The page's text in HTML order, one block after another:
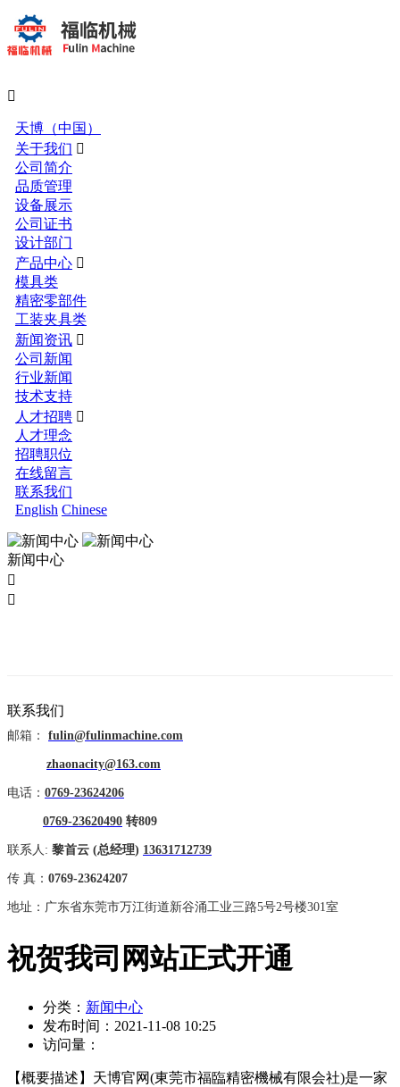

天博（中国）
关于我们 
公司简介
品质管理
设备展示
公司证书
设计部门
产品中心 
模具类
精密零部件
工装夹具类
新闻资讯 
公司新闻
行业新闻
技术支持
人才招聘 
人才理念
招聘职位
在线留言
联系我们
English Chinese
新闻中心


行业新闻
技术支持
联系我们
邮箱： fulin@fulinmachine.com
zhaonacity@163.com
电话： 0769-23624206
0769-23620490 转809
联系人: 黎首云 (总经理) 13631712739
传 真： 0769-23624207
地址：广东省东莞市万江街道新谷涌工业三路5号2号楼301室
祝贺我司网站正式开通
分类： 新闻中心
发布时间： 2021-11-08 10:25
访问量：
【概要描述】 天博官网(東莞市福臨精密機械有限会社)是一家